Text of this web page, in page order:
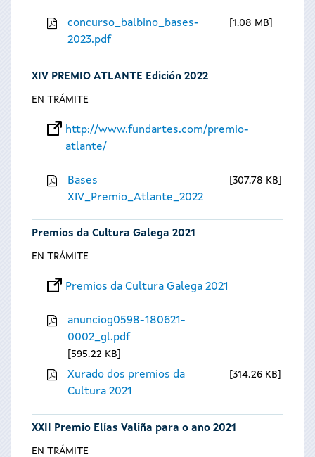
concurso_balbino_bases-
2023.pdf
1.08 MB
XIV PREMIO ATLANTE Edición 2022
EN TRÁMITE
http://www.fundartes.com/premio-
atlante/
Bases
XIV_Premio_Atlante_2022
307.78 KB
Premios da Cultura Galega 2021
EN TRÁMITE
Premios da Cultura Galega 2021
anunciog0598-180621-
0002_gl.pdf
595.22 KB
Xurado dos premios da
Cultura 2021
314.26 KB
XXII Premio Elías Valiña para o ano 2021
EN TRÁMITE